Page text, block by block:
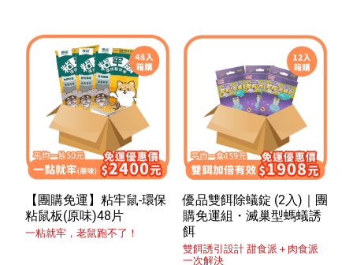
優品x柴語錄
團購專區
關於優品
會員權益
會員中心
特色服務
【團購免運】粘牢鼠-環保
粘鼠板(原味)48片
一粘就牢，老鼠跑不了！
優品雙餌除蟻錠 (2入)｜團
購免運組・滅巢型螞蟻誘
餌
雙餌誘引設計 甜食派＋肉食派
一次解決